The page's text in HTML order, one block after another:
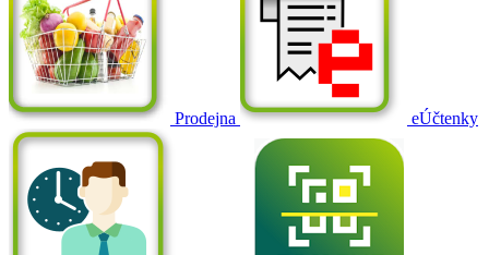
Prodejna eÚčtenky